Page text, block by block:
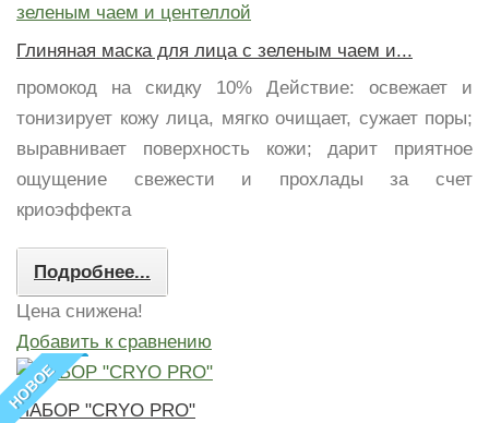
Глиняная маска для лица с зеленым чаем и...
промокод на скидку 10% Действие: освежает и
тонизирует кожу лица, мягко очищает, сужает поры;
выравнивает поверхность кожи; дарит приятное
ощущение свежести и прохлады за счет
криоэффекта
Подробнее...
Цена снижена!
Добавить к сравнению
НОВОЕ
НАБОР "CRYO PRO"